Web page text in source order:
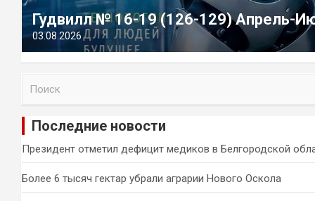
Гудвилл № 16-19 (126-129) Апрель-
03.08.2026
и
Последние новости
Президент отметил дефицит медиков в Белгородской
Более 6 тысяч гектар убрали аграрии Нового Оскола